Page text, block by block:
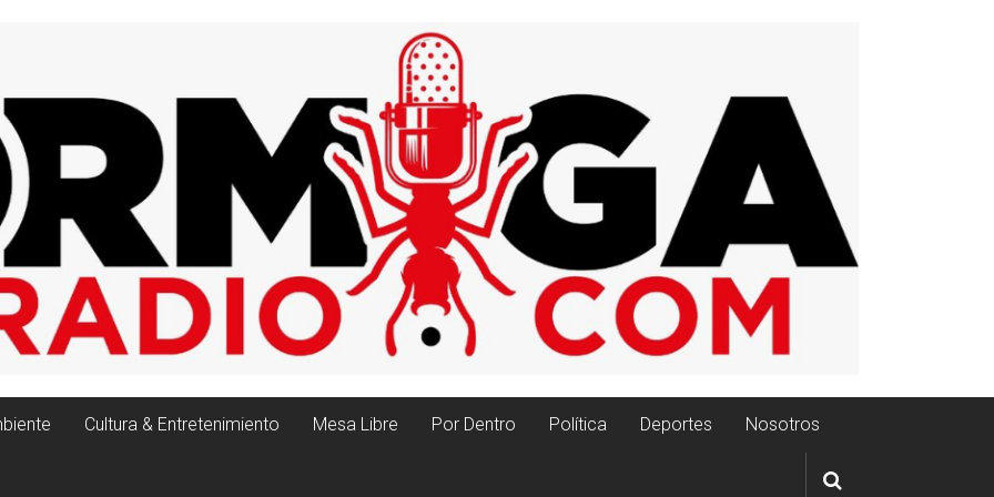
Cultura & Entretenimiento Mesa Libre Por Dentro Política Deportes Nosotros